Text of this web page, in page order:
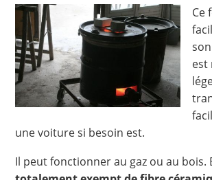
Ce
est
une voiture si besoin est.
Il peut fonctionner au gaz ou au bois.